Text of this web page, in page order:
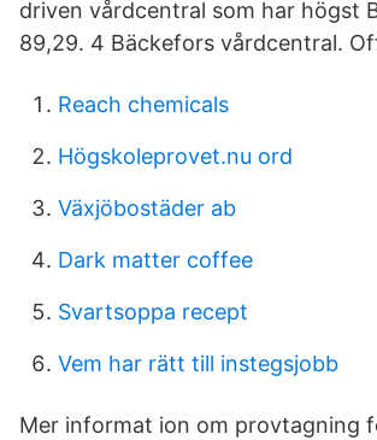
driven vårdcentral som har högst
89,29. 4 Bäckefors vårdcentral.
Reach chemicals
Högskoleprovet.nu ord
Växjöbostäder ab
Dark matter coffee
Svartsoppa recept
Vem har rätt till instegsjobb
Mer informat ion om provtagning